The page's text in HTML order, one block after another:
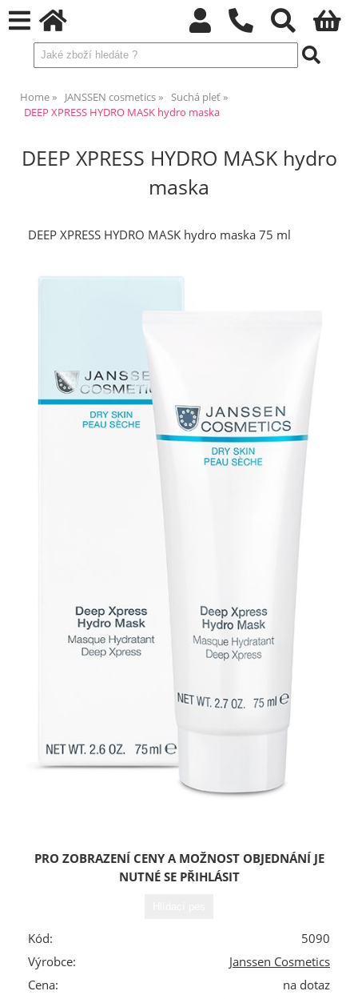
Home JANSSEN cosmetics
Suchá pleť
DEEP XPRESS HYDRO MASK hydro maska
DEEP XPRESS HYDRO MASK hydro
maska
DEEP XPRESS HYDRO MASK hydro maska 75 ml
PRO ZOBRAZENÍ CENY A MOŽNOST OBJEDNÁNÍ JE
NUTNÉ SE PŘIHLÁSIT
Kód:
5090
Výrobce:
Janssen Cosmetics
Cena:
na dotaz